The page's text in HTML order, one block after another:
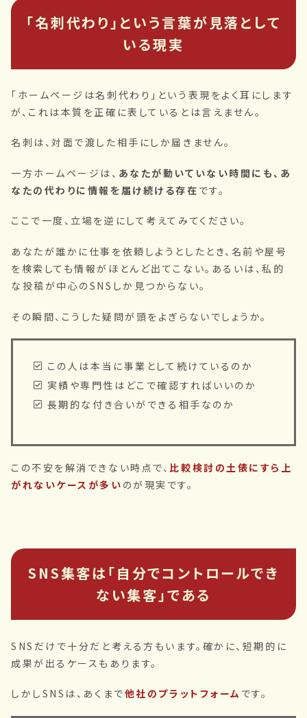
「名刺代わり」という言葉が見落として
いる現実
「ホームページは名刺代わり」という表現をよく耳にします
が、これは本質を正確に表しているとは言えません。
名刺は、対面で渡した相手にしか届きません。
一方ホームページは、 あなたが動いていない時間にも、あ
なたの代わりに情報を届け続ける存在 です。
ここで一度、立場を逆にして考えてみてください。
あなたが誰かに仕事を依頼しようとしたとき、名前や屋号
を検索しても情報がほとんど出てこない。あるいは、私的
な投稿が中心のSNSしか見つからない。
その瞬間、こうした疑問が頭をよぎらないでしょうか。
この人は本当に事業として続けているのか
実績や専門性はどこで確認すればいいのか
長期的な付き合いができる相手なのか
この不安を解消できない時点で、比較検討の土俵にすら上
がれないケースが多い のが現実です。
SNS集客は「自分でコントロールでき
ない集客」である
SNSだけで十分だと考える方もいます。確かに、短期的に
成果が出るケースもあります。
しかしSNSは、あくまで他社のプラットフォーム です。